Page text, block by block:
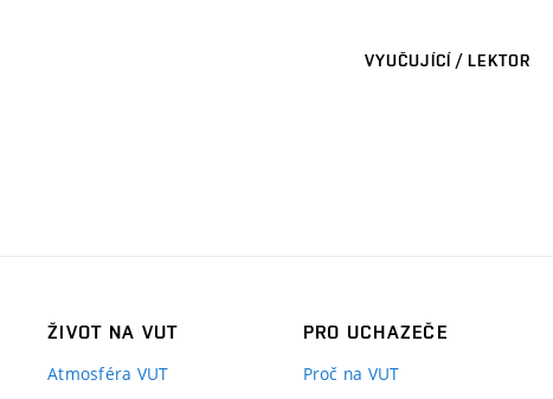
VYUČUJÍCÍ / LEKTOR
ŽIVOT NA VUT
Atmosféra VUT
PRO UCHAZEČE
Proč na VUT